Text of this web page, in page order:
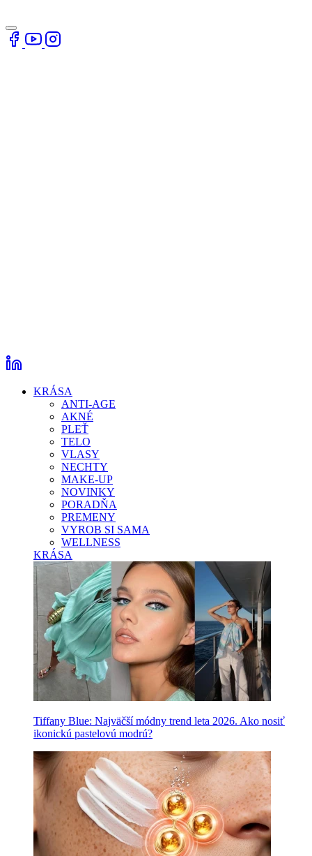
KRÁSA
ANTI-AGE
AKNÉ
PLEŤ
TELO
VLASY
NECHTY
MAKE-UP
NOVINKY
PORADŇA
PREMENY
VYROB SI SAMA
WELLNESS
KRÁSA
Tiffany Blue: Najväčší módny trend leta 2026. Ako nosiť
ikonickú pastelovú modrú?